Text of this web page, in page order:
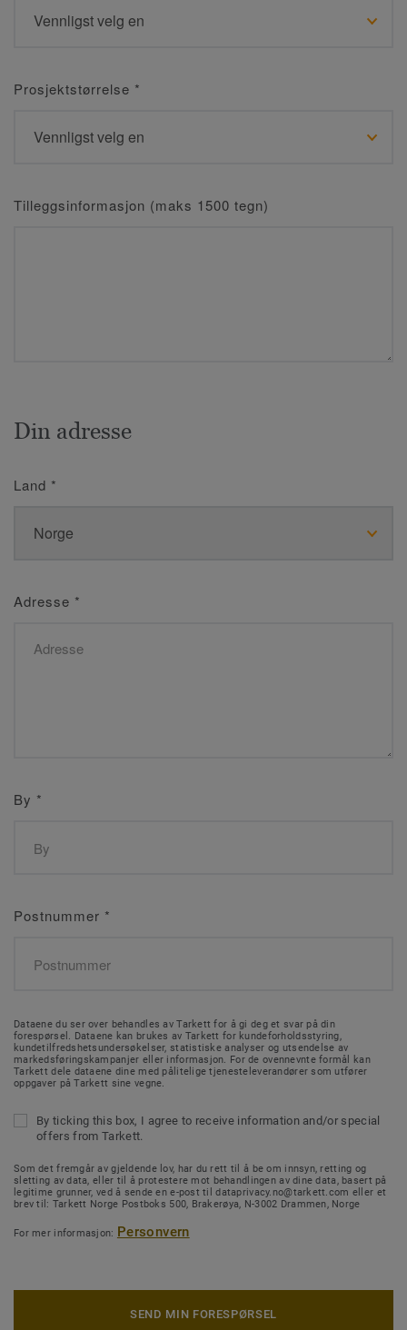
Prosjektstørrelse *
Tilleggsinformasjon (maks 1500 tegn)
Din adresse
Land *
Adresse *
By *
Postnummer *
Dataene du ser over behandles av Tarkett for å gi deg et svar på din
forespørsel. Dataene kan brukes av Tarkett for kundeforholdsstyring,
kundetilfredshetsundersøkelser, statistiske analyser og utsendelse av
markedsføringskampanjer eller informasjon. For de ovennevnte formål kan
Tarkett dele dataene dine med pålitelige tjenesteleverandører som utfører
oppgaver på Tarkett sine vegne.
By ticking this box, I agree to receive information and/or special
offers from Tarkett.
Som det fremgår av gjeldende lov, har du rett til å be om innsyn, retting og
sletting av data, eller til å protestere mot behandlingen av dine data, basert på
legitime grunner, ved å sende en e-post til dataprivacy.no@tarkett.com eller et
brev til: Tarkett Norge Postboks 500, Brakerøya, N-3002 Drammen, Norge
For mer informasjon: Personvern
SEND MIN FORESPØRSEL